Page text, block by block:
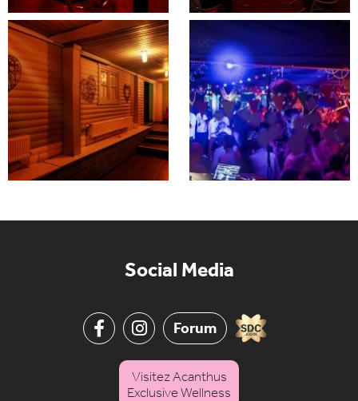
Social Media
Forum
Visitez Acanthus
Exclusive Wellness